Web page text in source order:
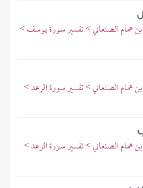
بن همام الصنعاني > تفسير سورة يوسف >
بن همام الصنعاني > تفسير سورة الرعد >
بن همام الصنعاني > تفسير سورة الرعد >